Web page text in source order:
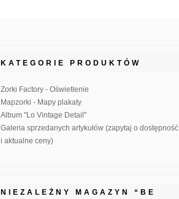
KATEGORIE PRODUKTÓW
Zorki Factory - Oświetlenie
Mapzorki - Mapy plakaty
Album "Lo Vintage Detail"
Galeria sprzedanych artykułów (zapytaj o dostępność
i aktualne ceny)
NIEZALEŻNY MAGAZYN “BE